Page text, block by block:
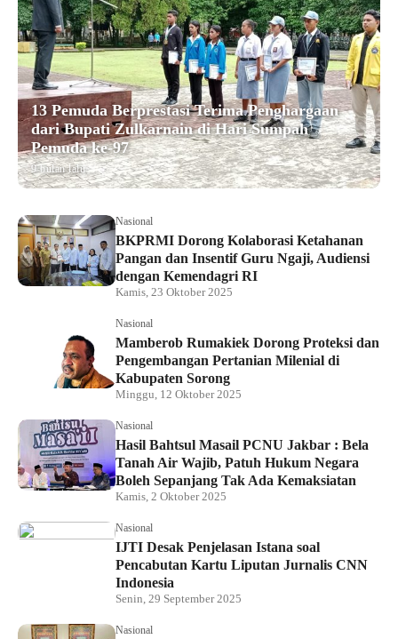
13 Pemuda Berprestasi Terima Penghargaan
dari Bupati Zulkarnain di Hari Sumpah
Pemuda ke-97
9 bulan lalu
Nasional
BKPRMI Dorong Kolaborasi Ketahanan
Pangan dan Insentif Guru Ngaji, Audiensi
dengan Kemendagri RI
Kamis, 23 Oktober 2025
Nasional
Mamberob Rumakiek Dorong Proteksi dan
Pengembangan Pertanian Milenial di
Kabupaten Sorong
Minggu, 12 Oktober 2025
Nasional
Hasil Bahtsul Masail PCNU Jakbar : Bela
Tanah Air Wajib, Patuh Hukum Negara
Boleh Sepanjang Tak Ada Kemaksiatan
Kamis, 2 Oktober 2025
Nasional
IJTI Desak Penjelasan Istana soal
Pencabutan Kartu Liputan Jurnalis CNN
Indonesia
Senin, 29 September 2025
Nasional